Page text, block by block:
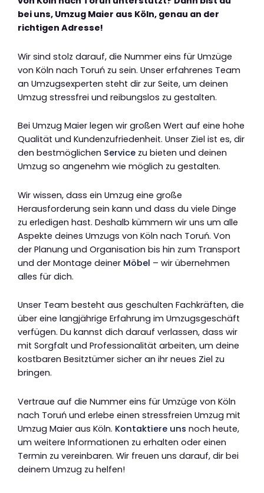
bei uns, Umzug Maier aus Köln, genau an der
richtigen Adresse!
Wir sind stolz darauf, die Nummer eins für Umzüge
von Köln nach Toruń zu sein. Unser erfahrenes Team
an Umzugsexperten steht dir zur Seite, um deinen
Umzug stressfrei und reibungslos zu gestalten.
Bei Umzug Maier legen wir großen Wert auf eine hohe
Qualität und Kundenzufriedenheit. Unser Ziel ist es, dir
den bestmöglichen Service zu bieten und deinen
Umzug so angenehm wie möglich zu gestalten.
Wir wissen, dass ein Umzug eine große
Herausforderung sein kann und dass du viele Dinge
zu erledigen hast. Deshalb kümmern wir uns um alle
Aspekte deines Umzugs von Köln nach Toruń. Von
der Planung und Organisation bis hin zum Transport
und der Montage deiner Möbel – wir übernehmen
alles für dich.
Unser Team besteht aus geschulten Fachkräften, die
über eine langjährige Erfahrung im Umzugsgeschäft
verfügen. Du kannst dich darauf verlassen, dass wir
mit Sorgfalt und Professionalität arbeiten, um deine
kostbaren Besitztümer sicher an ihr neues Ziel zu
bringen.
Vertraue auf die Nummer eins für Umzüge von Köln
nach Toruń und erlebe einen stressfreien Umzug mit
Umzug Maier aus Köln. Kontaktiere uns noch heute,
um weitere Informationen zu erhalten oder einen
Termin zu vereinbaren. Wir freuen uns darauf, dir bei
deinem Umzug zu helfen!